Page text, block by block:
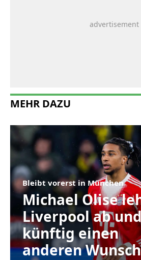
MEHR DAZU
Bleibt vorerst in München
Michael Olise
Liverpool ab
künftig einen
anderen